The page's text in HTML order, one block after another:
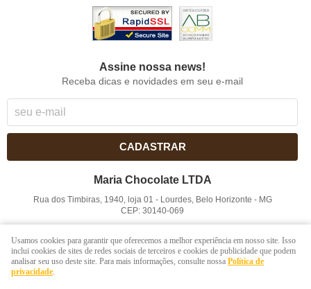
Assine nossa news!
Receba dicas e novidades em seu e-mail
CADASTRAR
Maria Chocolate LTDA
Rua dos Timbiras, 1940, loja 01 - Lourdes, Belo Horizonte - MG
CEP: 30140-069
LOJA VIRTUAL CRIADA POR
Usamos cookies para garantir que oferecemos a melhor experiência em nosso site. Isso
inclui cookies de sites de redes sociais de terceiros e cookies de publicidade que podem
analisar seu uso deste site. Para mais informações, consulte nossa Política de
privacidade.